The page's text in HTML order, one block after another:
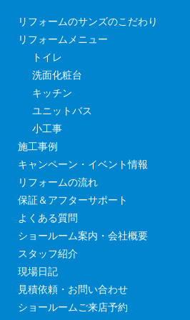
リフォームのサンズのこだわり
リフォームメニュー
トイレ
洗面化粧台
キッチン
ユニットバス
小工事
施工事例
キャンペーン・イベント情報
リフォームの流れ
保証＆アフターサポート
よくある質問
ショールーム案内・会社概要
スタッフ紹介
現場日記
見積依頼・お問い合わせ
ショールームご来店予約